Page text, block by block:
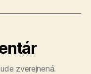
zverejnená.